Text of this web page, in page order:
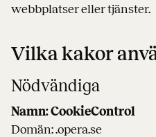
webbplatser eller tjänster.
Vilka kakor
Nödvändiga
Namn: CookieControl
Domän: .opera.se